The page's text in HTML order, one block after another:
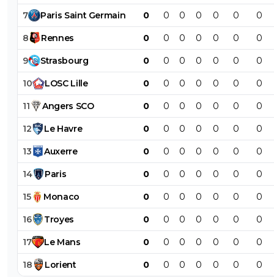
7 Paris Saint Germain 0 0 0 0 0 0 0
8 Rennes 0 0 0 0 0 0 0
9 Strasbourg 0 0 0 0 0 0 0
10 LOSC Lille 0 0 0 0 0 0 0
11 Angers SCO 0 0 0 0 0 0 0
12 Le Havre 0 0 0 0 0 0 0
13 Auxerre 0 0 0 0 0 0 0
14 Paris 0 0 0 0 0 0 0
15 Monaco 0 0 0 0 0 0 0
16 Troyes 0 0 0 0 0 0 0
17 Le Mans 0 0 0 0 0 0 0
18 Lorient 0 0 0 0 0 0 0